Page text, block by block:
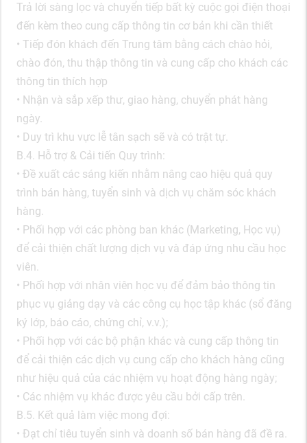
Trả lời sàng lọc và chuyển tiếp bất kỳ cuộc gọi điện thoại
đến kèm theo cung cấp thông tin cơ bản khi cần thiết
• Tiếp đón khách đến Trung tâm bằng cách chào hỏi,
chào đón, thu thập thông tin và cung cấp cho khách các
thông tin thích hợp
• Nhận và sắp xếp thư, giao hàng, chuyển phát hàng
ngày.
• Duy trì khu vực lễ tân sạch sẽ và có trật tự.
B.4. Hỗ trợ & Cải tiến Quy trình:
• Đề xuất các sáng kiến nhằm nâng cao hiệu quả quy
trình bán hàng, tuyển sinh và dịch vụ chăm sóc khách
hàng.
• Phối hợp với các phòng ban khác (Marketing, Học vụ)
để cải thiện chất lượng dịch vụ và đáp ứng nhu cầu học
viên.
• Phối hợp với nhân viên học vụ để đảm bảo thông tin
phục vụ giảng dạy và các công cụ học tập khác (sổ đăng
ký lớp, báo cáo, chứng chỉ, v.v.);
• Phối hợp với các bộ phận khác và cung cấp thông tin
để cải thiện các dịch vụ cung cấp cho khách hàng cũng
như hiệu quả của các nhiệm vụ hoạt động hàng ngày;
• Các nhiệm vụ khác được yêu cầu bởi cấp trên.
B.5. Kết quả làm việc mong đợi:
• Đạt chỉ tiêu tuyển sinh và doanh số bán hàng đã đề ra.